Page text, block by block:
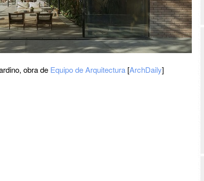
obra de Equipo de Arquitectura[ArchDaily]